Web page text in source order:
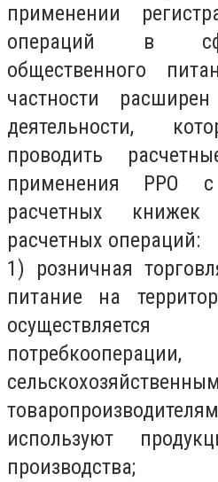
применении
операций в
общественного
частности
деятельности,
проводить
применения РРО с
расчетных
расчетных операций:
1) розничная
питание на
осуществляется
используют
производства;